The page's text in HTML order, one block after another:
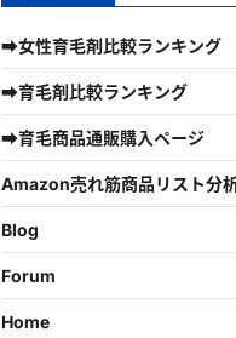
➡女性育毛剤比較ランキング
➡育毛剤比較ランキング
➡育毛商品通販購入ページ
Amazon売れ筋商品リスト分
Blog
Forum
Home